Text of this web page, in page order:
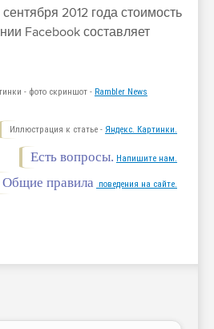
2012 года стоимость
Facebook составляет
- фото скриншот - Rambler News
Иллюстрация к статье - Яндекс. Картинки.
Есть вопросы. Напишите нам.
Общие правила поведения на сайте.